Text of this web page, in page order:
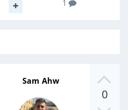
0
Sam Ahw